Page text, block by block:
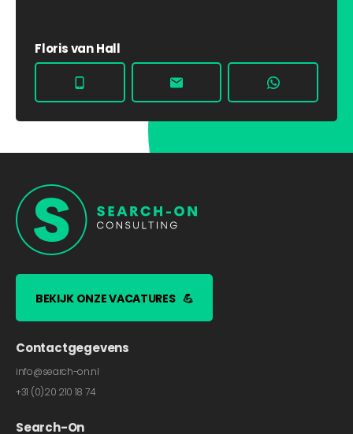
Floris van Hall
BEKIJK ONZE VACATURES 💪
Contactgegevens
info@search-on.nl
+31 (0)20 210 18 74
Search-On